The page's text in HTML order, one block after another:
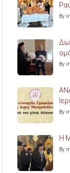
By
By
By
Η
By